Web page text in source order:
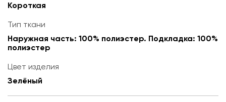
Короткая
Тип ткани
Наружная часть: 100% полиэстер. Подкладка: 100%
полиэстер
Цвет изделия
Зелёный